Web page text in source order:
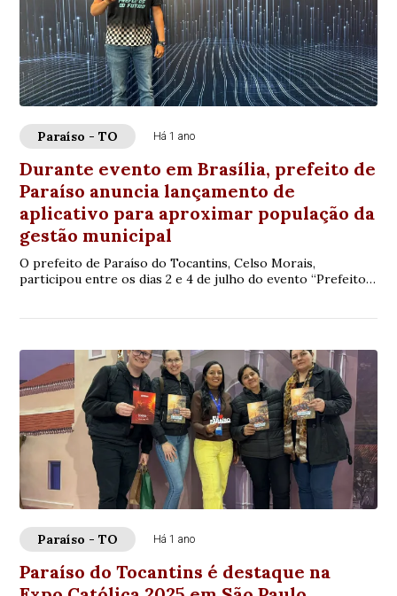
Paraíso - TO Há 1 ano
Durante evento em Brasília, prefeito de
Paraíso anuncia lançamento de
aplicativo para aproximar população da
gestão municipal
O prefeito de Paraíso do Tocantins, Celso Morais,
participou entre os dias 2 e 4 de julho do evento “Prefeitos
Paraíso - TO Há 1 ano
Paraíso do Tocantins é destaque na